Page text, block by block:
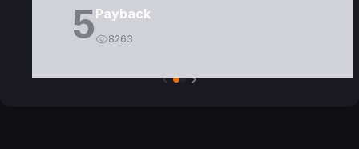
5Payback
8263